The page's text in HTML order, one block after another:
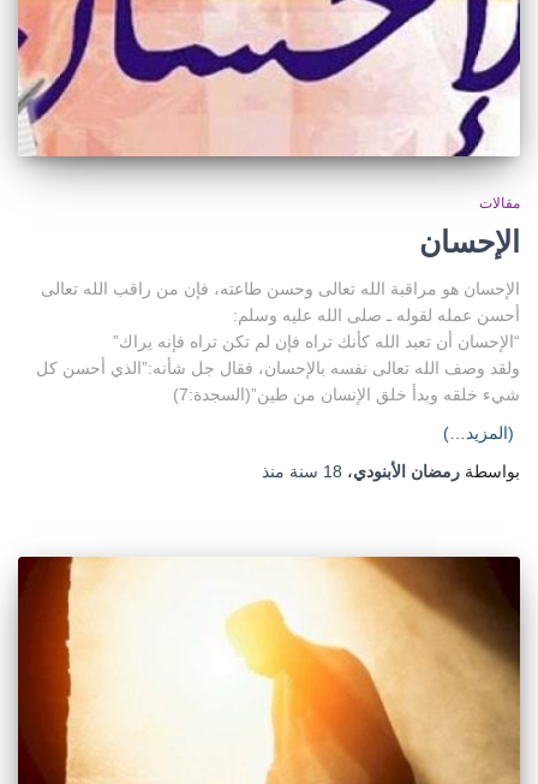
مقالات
الإحسان
الإحسان هو مراقبة الله تعالى وحسن طاعته، فإن من راقب الله تعالى
أحسن عمله لقوله ـ صلى الله عليه وسلم:
“الإحسان أن تعبد الله كأنك تراه فإن لم تكن تراه فإنه يراك”
ولقد وصف الله تعالى نفسه بالإحسان، فقال جل شأنه:”الذي أحسن كل
شيء خلقه وبدأ خلق الإنسان من طين”(السجدة:7)
(المزيد…)
بواسطة رمضان الأبنودي، 18 سنة منذ